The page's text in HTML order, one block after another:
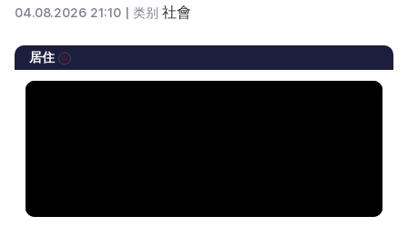
04.08.2026 21:10 | 类别 社會
居住